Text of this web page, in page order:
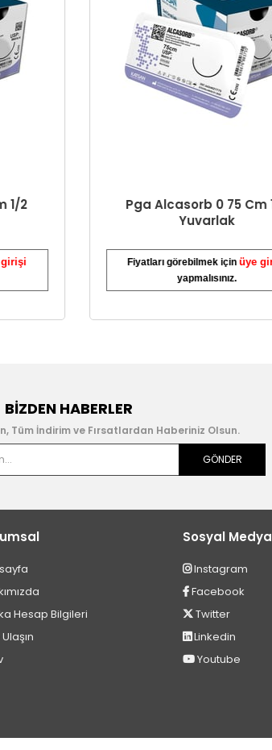
2
Pga Alcasorb 0 75 Cm 1/2
Yuvarlak
Fiyatları görebilmek içinüye girişi
yapmalısınız.
BIZDEN HABERLER
Tüm İndirim ve Fırsatlardan Haberiniz Olsun.
GÖNDER
Hesap Bilgileri
Sosyal Medya
Instagram
Facebook
Twitter
Linkedin
Youtube